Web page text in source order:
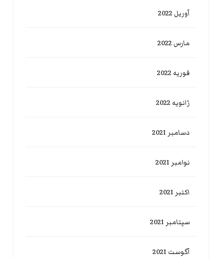
آوریل 2022
مارس 2022
فوریه 2022
ژانویه 2022
دسامبر 2021
نوامبر 2021
اکتبر 2021
سپتامبر 2021
آگوست 2021